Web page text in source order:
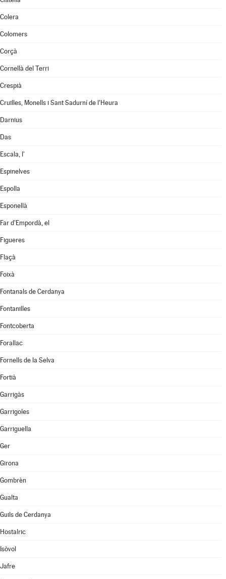
Colera
Colomers
Corçà
Cornellà del Terri
Crespià
Cruïlles, Monells i Sant Sadurní de l'Heura
Darnius
Das
Escala, l'
Espinelves
Espolla
Esponellà
Far d'Empordà, el
Figueres
Flaçà
Foixà
Fontanals de Cerdanya
Fontanilles
Fontcoberta
Forallac
Fornells de la Selva
Fortià
Garrigàs
Garrigoles
Garriguella
Ger
Girona
Gombrèn
Gualta
Guils de Cerdanya
Hostalric
Isòvol
Jafre